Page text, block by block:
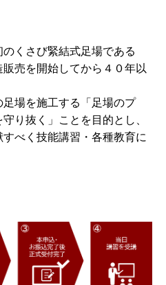
くさび緊結式足場である
販売を開始してから４０年以
場を施工する「足場のプ
り抜く」ことを目的とし、
べく技能講習・各種教育に